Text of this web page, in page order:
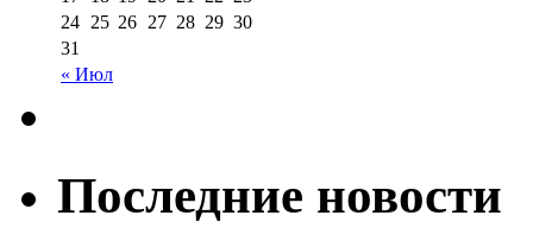
« Июл
24 25 26 27 28 29 30
31
Последние новости